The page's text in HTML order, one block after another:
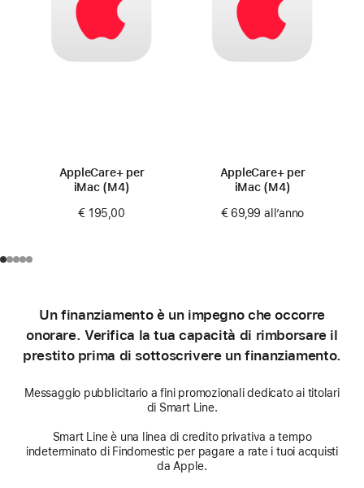
AppleCare+ per
iMac (M4)
€ 195,00
AppleCare+ per
iMac (M4)
€ 69,99 all’anno
Un finanziamento è un impegno che occorre
onorare. Verifica la tua capacità di rimborsare il
prestito prima di sottoscrivere un finanziamento.
Messaggio pubblicitario a fini promozionali dedicato ai titolari
di Smart Line.
Smart Line è una linea di credito privativa a tempo
indeterminato di Findomestic per pagare a rate i tuoi acquisti
da Apple.